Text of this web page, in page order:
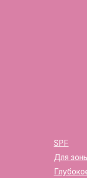
Беларусь, г. Минск, ул.
регистрации
12.08.2024 г.
реестр Республики